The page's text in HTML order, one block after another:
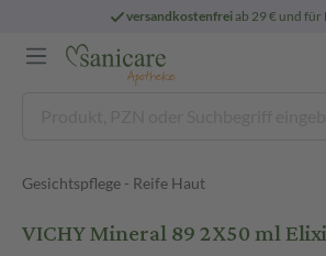
versandkostenfreiab 29 € und für
Gesichtspflege - Reife Haut
VICHY Mineral 89 2X50 ml